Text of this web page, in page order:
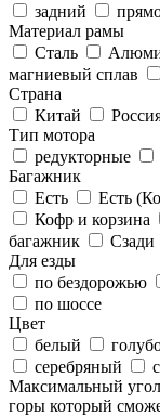
задний
Материал рамы
Cталь
магниевый сплав
Страна
Китай
Тип мотора
редукторные
Багажник
Есть
Есть
Кофр и корзина
багажник
Сзади
Для езды
по бездорожью
по шоссе
Цвет
белый
серебряный
Максимальный
горы который